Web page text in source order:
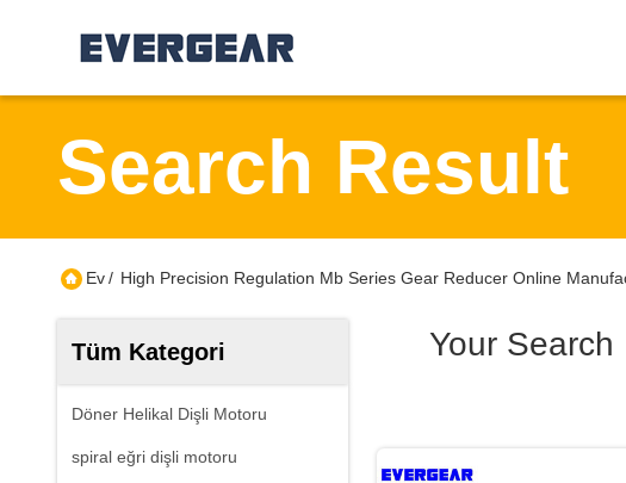
Search Result
Ev/ High Precision Regulation Mb Series Gear Reducer Online
Tüm Kategori
Döner Helikal Dişli Motoru
spiral eğri dişli motoru
Your Search